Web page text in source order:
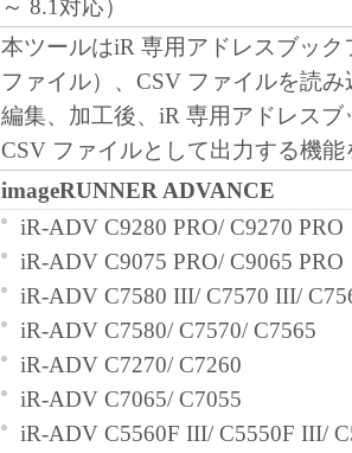
～ 8.1対応）
本ツールはiR 専用アドレスブッ
ファイル）、CSV ファイルを読
編集、加工後、iR 専用アドレスブ
CSV ファイルとして出力する機
imageRUNNER ADVANCE
iR-ADV C9280 PRO/ C9270 PRO
iR-ADV C9075 PRO/ C9065 PRO
iR-ADV C7580 III/ C7570 III/
iR-ADV C7580/ C7570/ C7565
iR-ADV C7270/ C7260
iR-ADV C7065/ C7055
iR-ADV C5560F III/ C5550F III/